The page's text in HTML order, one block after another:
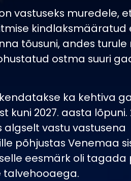
vastuseks muredele,
kindlaksmääratud
tõusuni, andes
ostma suuri
ka kehtiva
kuni 2027. aasta lõpuni.
algselt vastu vastusena
põhjustas Venemaa
eesmärk oli tagada
talvehooaega.